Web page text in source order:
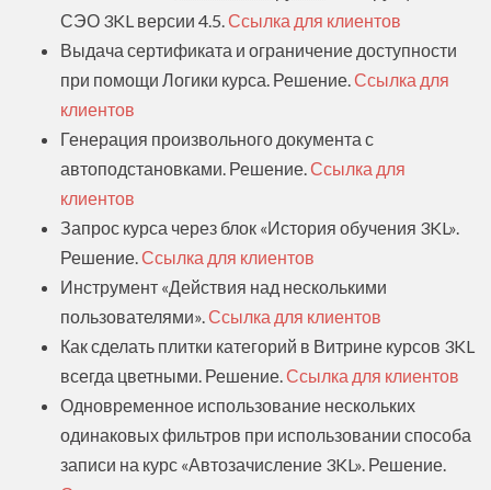
СЭО 3KL версии 4.5.Ссылка для клиентов
Выдача сертификата и ограничение доступности
при помощи Логики курса. Решение.Ссылка для
клиентов
Генерация произвольного документа с
автоподстановками. Решение.Ссылка для
клиентов
Запрос курса через блок «История обучения 3KL».
Решение.Ссылка для клиентов
Инструмент «Действия над несколькими
пользователями».Ссылка для клиентов
Как сделать плитки категорий в Витрине курсов 3KL
всегда цветными. Решение.Ссылка для клиентов
Одновременное использование нескольких
одинаковых фильтров при использовании способа
записи на курс «Автозачисление 3KL». Решение.